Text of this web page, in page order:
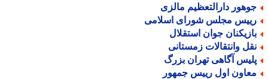
دارالتعظیم مالزی
مجلس شورای اسلامی
جوان استقلال
وانتقالات زمستانی
آگاهی تهران بزرگ
اول رییس جمهور